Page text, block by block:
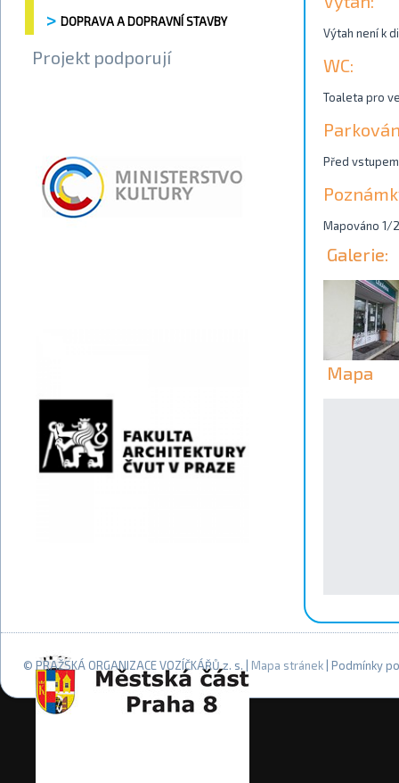
DOPRAVA A DOPRAVNÍ STAVBY
Projekt podporují
Výtah není k
WC:
Toaleta pro
Před
Mapováno 1/
Galerie:
Mapa
© PRAŽSKÁ ORGANIZACE VOZÍČKÁŘŮ z. s. | Mapa stránek | Podmínky